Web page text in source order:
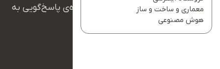
معماری و ساخت و ساز
هوش مصنوعی
همکاران ما در تیم پشتیبانی آریانو آماده‌ی پاسخ‌گویی به